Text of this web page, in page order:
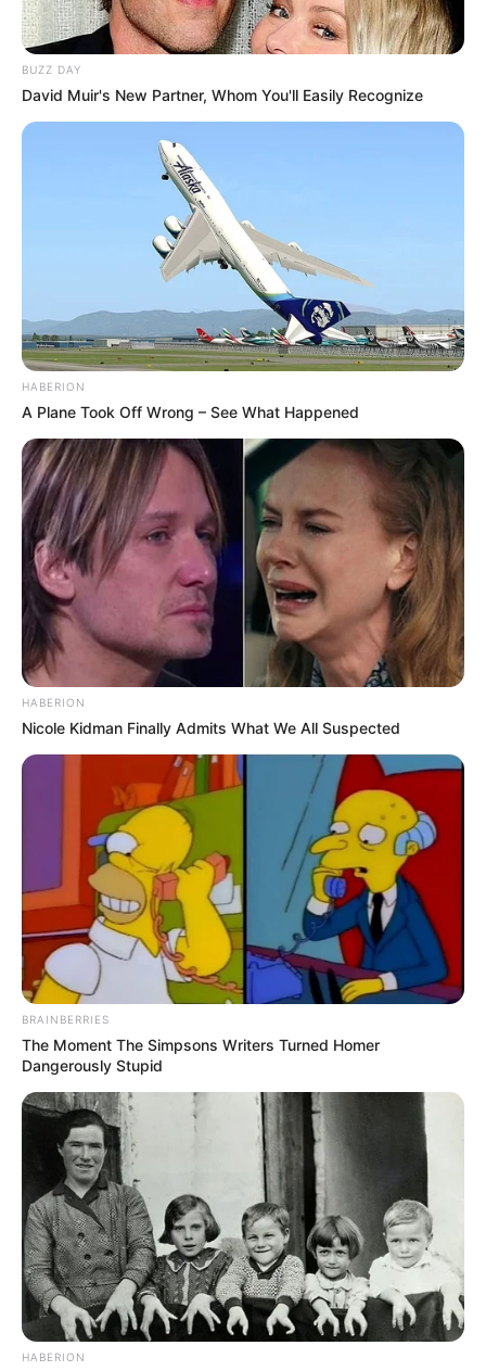
BUZZ DAY
David Muir's New Partner, Whom You'll Easily Recognize
HABERION
A Plane Took Off Wrong – See What Happened
HABERION
Nicole Kidman Finally Admits What We All Suspected
BRAINBERRIES
The Moment The Simpsons Writers Turned Homer
Dangerously Stupid
HABERION